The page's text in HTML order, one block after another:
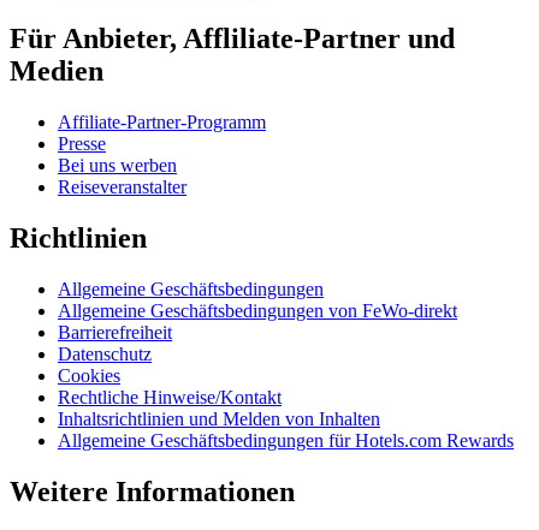
Für Anbieter, Affliliate-Partner und
Medien
Affiliate-Partner-Programm
Presse
Bei uns werben
Reiseveranstalter
Richtlinien
Allgemeine Geschäftsbedingungen
Allgemeine Geschäftsbedingungen von FeWo-direkt
Barrierefreiheit
Datenschutz
Cookies
Rechtliche Hinweise/Kontakt
Inhaltsrichtlinien und Melden von Inhalten
Allgemeine Geschäftsbedingungen für Hotels.com Rewards
Weitere Informationen